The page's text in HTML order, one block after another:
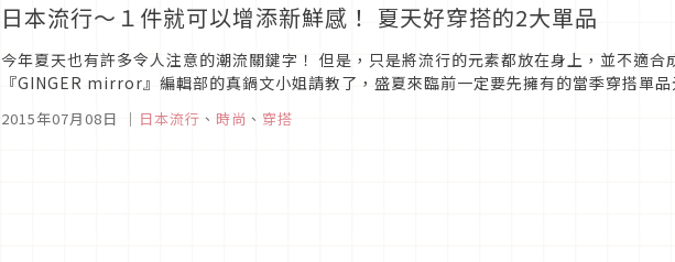
日本流行～１件就可以增添新鮮感！ 夏天好穿搭的2大單品
今年夏天也有許多令人注意的潮流關鍵字！ 但是，只是將流行的元素都放在身上，並不適
『GINGER mirror』編輯部的真鍋文小姐請教了，盛夏來臨前一定要先擁有的當季穿搭單
2015年07月08日 ｜ 日本流行 、 時尚 、 穿搭